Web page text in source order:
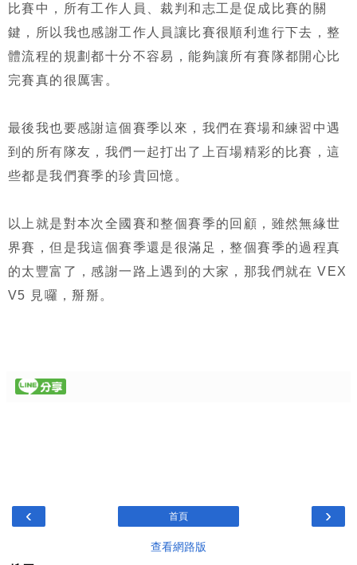
比賽中，所有工作人員、裁判和志工是促成比賽的關
鍵，所以我也感謝工作人員讓比賽很順利進行下去，整
體流程的規劃都十分不容易，能夠讓所有賽隊都開心比
完賽真的很厲害。
最後我也要感謝這個賽季以來，我們在賽場和練習中遇
到的所有隊友，我們一起打出了上百場精彩的比賽，這
些都是我們賽季的珍貴回憶。
以上就是對本次全國賽和整個賽季的回顧，雖然無緣世
界賽，但是我這個賽季還是很滿足，整個賽季的過程真
的太豐富了，感謝一路上遇到的大家，那我們就在 VEX
V5 見囉，掰掰。
‹ ›
首頁
查看網路版